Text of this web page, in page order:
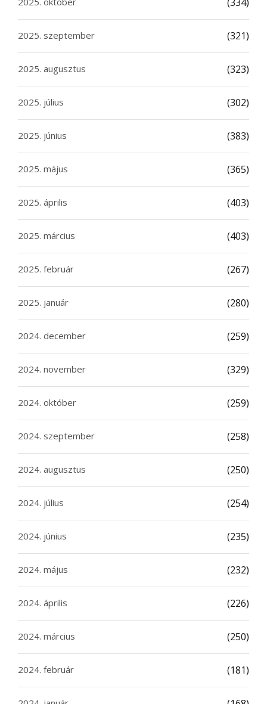
2025. szeptember (321)
2025. augusztus (323)
2025. július (302)
2025. június (383)
2025. május (365)
2025. április (403)
2025. március (403)
2025. február (267)
2025. január (280)
2024. december (259)
2024. november (329)
2024. október (259)
2024. szeptember (258)
2024. augusztus (250)
2024. július (254)
2024. június (235)
2024. május (232)
2024. április (226)
2024. március (250)
2024. február (181)